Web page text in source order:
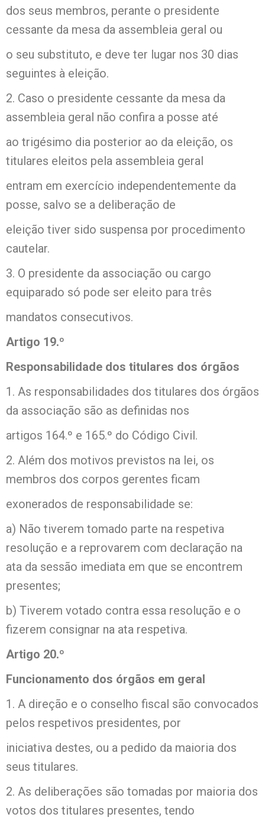
dos seus membros, perante o presidente
cessante da mesa da assembleia geral ou
o seu substituto, e deve ter lugar nos 30 dias
seguintes à eleição.
2. Caso o presidente cessante da mesa da
assembleia geral não confira a posse até
ao trigésimo dia posterior ao da eleição, os
titulares eleitos pela assembleia geral
entram em exercício independentemente da
posse, salvo se a deliberação de
eleição tiver sido suspensa por procedimento
cautelar.
3. O presidente da associação ou cargo
equiparado só pode ser eleito para três
mandatos consecutivos.
Artigo 19.º
Responsabilidade dos titulares dos órgãos
1. As responsabilidades dos titulares dos órgãos
da associação são as definidas nos
artigos 164.º e 165.º do Código Civil.
2. Além dos motivos previstos na lei, os
membros dos corpos gerentes ficam
exonerados de responsabilidade se:
a) Não tiverem tomado parte na respetiva
resolução e a reprovarem com declaração na
ata da sessão imediata em que se encontrem
presentes;
b) Tiverem votado contra essa resolução e o
fizerem consignar na ata respetiva.
Artigo 20.º
Funcionamento dos órgãos em geral
1. A direção e o conselho fiscal são convocados
pelos respetivos presidentes, por
iniciativa destes, ou a pedido da maioria dos
seus titulares.
2. As deliberações são tomadas por maioria dos
votos dos titulares presentes, tendo